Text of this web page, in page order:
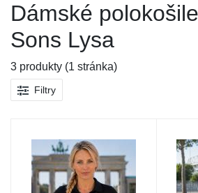
Dámské
Sons Lysa
3 produkty (1 stránka)
Filtry